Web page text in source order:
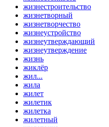
жизнестроительство
жизнетворный
жизнетворчество
жизнеустройство
жизнеутверждающий
жизнеутверждение
жизнь
жиклёр
жил...
жила
жилет
жилетик
жилетка
жилетный